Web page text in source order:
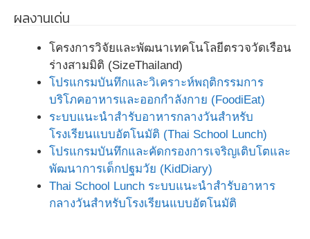
ผลงานเด่น
โครงการวิจัยและพัฒนาเทคโนโลยีตรวจวัดเรือน
ร่างสามมิติ (SizeThailand)
โปรแกรมบันทึกและวิเคราะห์พฤติกรรมการ
บริโภคอาหารและออกกำลังกาย (FoodiEat)
ระบบแนะนำสำรับอาหารกลางวันสำหรับ
โรงเรียนแบบอัตโนมัติ (Thai School Lunch)
โปรแกรมบันทึกและคัดกรองการเจริญเติบโตและ
พัฒนาการเด็กปฐมวัย (KidDiary)
Thai School Lunch ระบบแนะนำสำรับอาหาร
กลางวันสำหรับโรงเรียนแบบอัตโนมัติ